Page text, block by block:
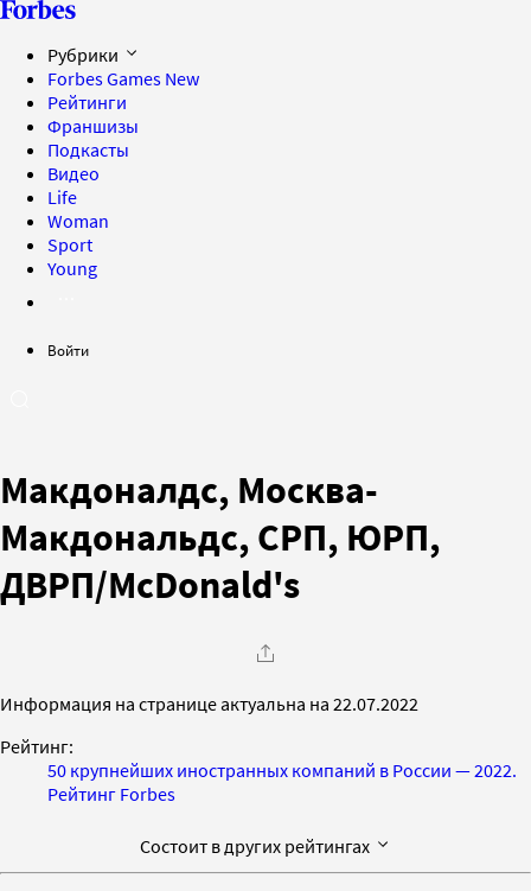
Рубрики
Forbes Games New
Рейтинги
Франшизы
Подкасты
Видео
Life
Woman
Sport
Young
Войти
Макдоналдс, Москва-
Макдональдс, СРП, ЮРП,
ДВРП/McDonald's
Информация на странице актуальна на 22.07.2022
Рейтинг:
50 крупнейших иностранных компаний в России — 2022.
Рейтинг Forbes
Состоит в других рейтингах